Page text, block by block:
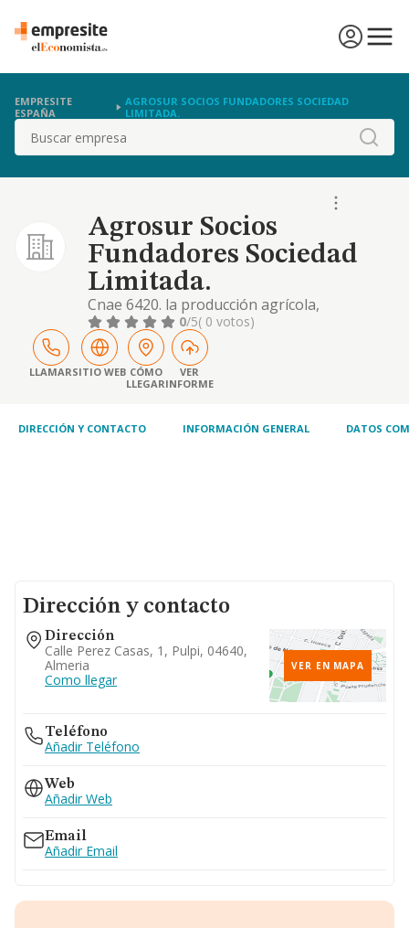
EMPRESITE
ESPAÑA
AGROSUR SOCIOS FUNDADORES SOCIEDAD
LIMITADA.
Buscar
Agrosur Socios
Fundadores Sociedad
Limitada.
Cnae 6420. la producción agrícola,
comercialización, mediación y exportación de
frutas, hortalizas, verduras y demás
productos agricolas en general. la
comercialización de terrenos, parcelaciones,
construcciones de invernaderos y cualquier
preparación y segre
0/5( 0 votos)
LLAMARSITIO WEB CÓMO
LLEGAR
VER
INFORME
DIRECCIÓN Y CONTACTO INFORMACIÓN GENERAL DATOS
Dirección y contacto
Dirección
Calle Perez Casas, 1, Pulpi, 04640,
Almeria
Como llegar
VER EN MAPA
Teléfono
Añadir Teléfono
Web
Añadir Web
Email
Añadir Email